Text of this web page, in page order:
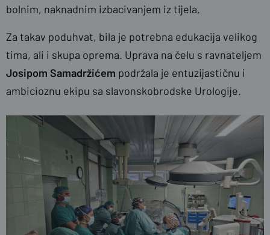
bolnim, naknadnim izbacivanjem iz tijela.
Za takav poduhvat, bila je potrebna edukacija velikog
tima, ali i skupa oprema. Uprava na čelu s ravnateljem
Josipom Samadržićem podržala je entuzijastičnu i
ambicioznu ekipu sa slavonskobrodske Urologije.